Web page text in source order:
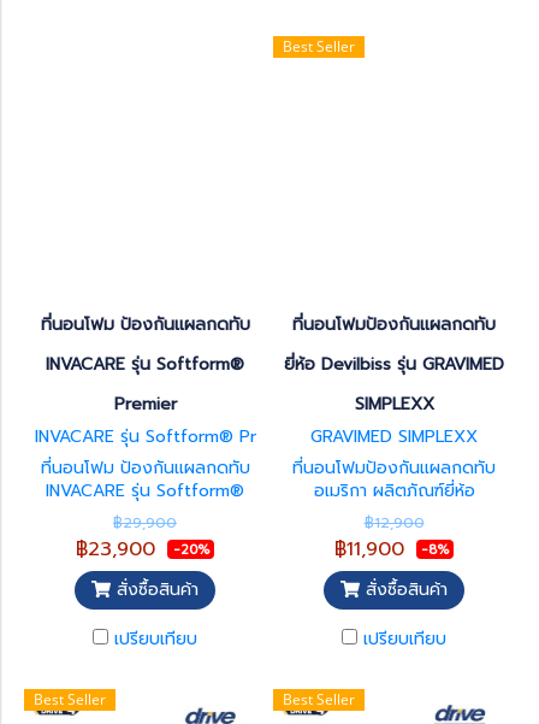
ที่นอนโฟม ป้องกันแผลกดทับ
INVACARE รุ่น Softform®
Premier
INVACARE รุ่น Softform® Pr
emier
ที่นอนโฟม ป้องกันแผลกดทับ
INVACARE รุ่น Softform®
Premier สินค้ารับประกัน 5 ปี
รับประกันผ้าปูกันน้ำ 5 ปี
฿29,900
฿23,900 -20%
สั่งซื้อสินค้า
เปรียบเทียบ
Best Seller
ที่นอนโฟมป้องกันแผลกดทับ
ยี่ห้อ Devilbiss รุ่น GRAVIMED
SIMPLEXX
GRAVIMED SIMPLEXX
ที่นอนโฟมป้องกันแผลกดทับ
อเมริกา ผลิตภัณฑ์ยี่ห้อ
Devilbiss ประเทศ USA (ผลิต
จากประเทศเยอรมันนี) รับประกัน
5 ปี รุ่น GRAVIMED SIMPLEXX
นำเข้าจากเยอรมัน ชั้นโฟม 1 ชั้น
กระจายแรงกดทับได้ดียิ่งขึ้น ใช้
ในผู้ป่วยที่มีแผลกดทับในระดับ
ปานกลาง รับน้ำหนักสูงสุด 135
฿12,900
฿11,900 -8%
สั่งซื้อสินค้า
เปรียบเทียบ
Best Seller Best Seller